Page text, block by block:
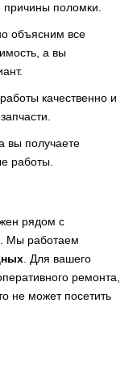
причины поломки.
объясним все
а вы
качественно и
вы получаете
работы.
рядом с
Мы работаем
. Для вашего
ремонта,
не может посетить